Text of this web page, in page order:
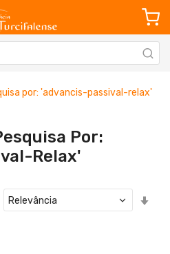
por: 'advancis-passival-relax'
Por:
Relax'